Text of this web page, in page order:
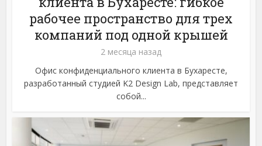
рабочее пространство для трех
компаний под одной крышей
2 месяца назад
Офис конфиденциального клиента в Бухаресте,
разработанный студией K2 Design Lab, представляет
собой...